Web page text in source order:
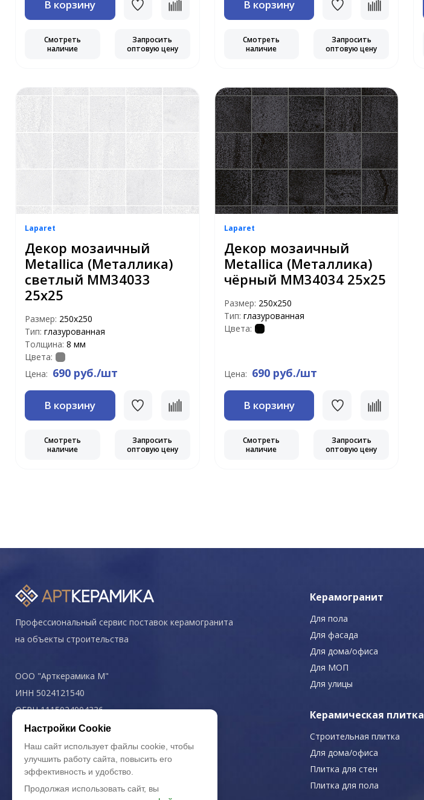
В корзину
Смотреть
наличие
Запросить
оптовую цену
В корзину
Смотреть
наличие
Запросить
оптовую цену
Laparet
Декор мозаичный
Metallica (Металлика)
светлый MM34033
25х25
Размер: 250х250
Тип: глазурованная
Толщина: 8 мм
Цвета:
Цена: 690 руб./шт
В корзину
Смотреть
наличие
Запросить
оптовую цену
Laparet
Декор мозаичный
Metallica (Металлика)
чёрный MM34034 25х25
Размер: 250х250
Тип: глазурованная
Цвета:
Цена: 690 руб./шт
В корзину
Смотреть
наличие
Запросить
оптовую цену
Профессиональный сервис поставок керамогранита
на объекты строительства
ООО "Арткерамика М"
ИНН 5024121540
ОГРН 1115024004336
Политика конфиденциальности
Керамогранит
Для пола
Для фасада
Для дома/офиса
Для МОП
Для улицы
Керамическая плитка
Строительная плитка
Для дома/офиса
Плитка для стен
Плитка для пола
Настройки Cookie
Наш сайт использует файлы cookie, чтобы
улучшить работу сайта, повысить его
эффективность и удобство.
Продолжая использовать сайт, вы